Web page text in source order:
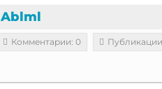
Ablml
Комментарии: 0